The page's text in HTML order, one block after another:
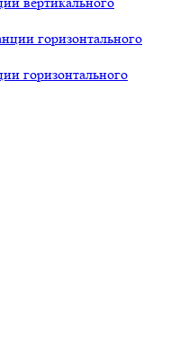
горизонтального